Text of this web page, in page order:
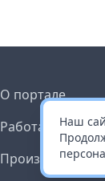
Наш
О портале
Работа с